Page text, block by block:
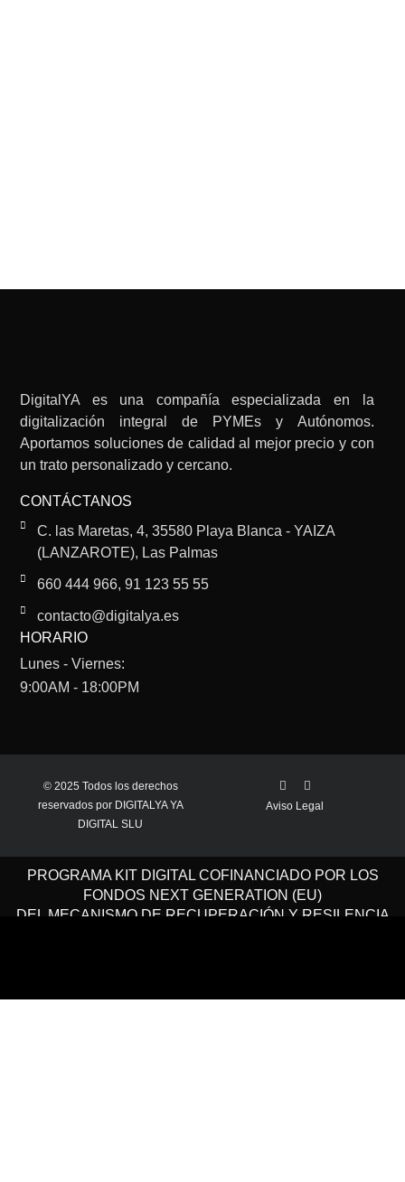
DigitalYA es una compañía especializada en la
digitalización integral de PYMEs y Autónomos.
Aportamos soluciones de calidad al mejor precio y con
un trato personalizado y cercano.
CONTÁCTANOS
C. las Maretas, 4, 35580 Playa Blanca - YAIZA
(LANZAROTE), Las Palmas
660 444 966, 91 123 55 55
contacto@digitalya.es
HORARIO
Lunes - Viernes:
9:00AM - 18:00PM
© 2025 Todos los derechos
reservados por DIGITALYA YA
DIGITAL SLU
Aviso Legal
PROGRAMA KIT DIGITAL COFINANCIADO POR LOS
FONDOS NEXT GENERATION (EU)
DEL MECANISMO DE RECUPERACIÓN Y RESILENCIA